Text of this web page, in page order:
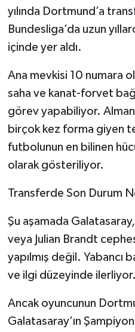
yılında Dortmund’a
Bundesliga’da uzun
içinde yer aldı.
Ana mevkisi 10 numara
saha ve kanat-forvet
görev yapabiliyor.
birçok kez forma giyen
futbolunun en bilinen
olarak gösteriliyor.
Transferde Son Durum
Şu aşamada
veya Julian Brandt
yapılmış değil. Yabancı
ve ilgi düzeyinde ilerliyor.
Ancak oyuncunun
Galatasaray’ın